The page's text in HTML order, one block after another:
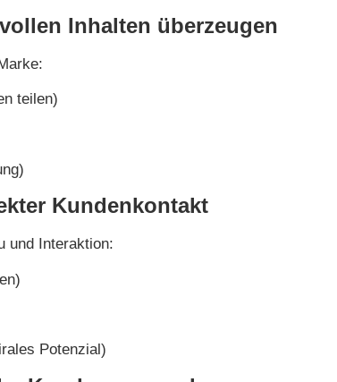
Inhalten überzeugen
teilen)
Kundenkontakt
und Interaktion:
Potenzial)